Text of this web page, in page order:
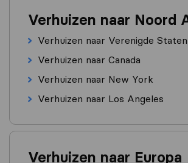
Verhuizen naar Noord
Verhuizen naar Verenigde Staten
Verhuizen naar Canada
Verhuizen naar New York
Verhuizen naar Los Angeles
Verhuizen naar Europa